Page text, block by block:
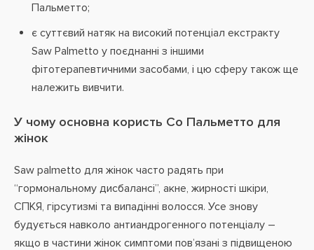
Пальметто;
є суттєвий натяк на високий потенціал екстракту
Saw Palmetto у поєднанні з іншими
фітотерапевтичними засобами, і цю сферу також ще
належить вивчити.
У чому основна користь Со Пальметто для
жінок
Saw palmetto для жінок часто радять при
“гормональному дисбалансі”, акне, жирності шкіри,
СПКЯ, гірсутизмі та випадінні волосся. Усе знову
будується навколо антиандрогенного потенціалу –
якщо в частини жінок симптоми пов’язані з підвищеною